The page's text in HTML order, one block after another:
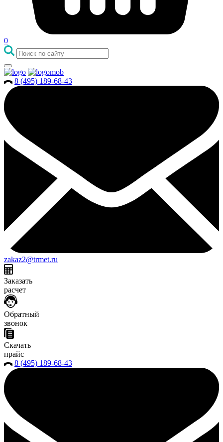
0
8 (495) 189-68-43
zakaz2@trmet.ru
Заказать
расчет
Обратный
звонок
Скачать
прайс
8 (495) 189-68-43